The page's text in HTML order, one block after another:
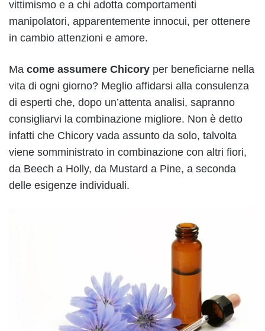
vittimismo e a chi adotta comportamenti
manipolatori, apparentemente innocui, per ottenere
in cambio attenzioni e amore.
Ma come assumere Chicory per beneficiarne nella
vita di ogni giorno? Meglio affidarsi alla consulenza
di esperti che, dopo un’attenta analisi, sapranno
consigliarvi la combinazione migliore. Non è detto
infatti che Chicory vada assunto da solo, talvolta
viene somministrato in combinazione con altri fiori,
da Beech a Holly, da Mustard a Pine, a seconda
delle esigenze individuali.